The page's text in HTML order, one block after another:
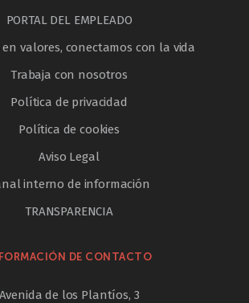
PORTAL DEL EMPLEADO
en valores, conectamos con la vida
Trabaja con nosotros
Política de privacidad
Política de cookies
Aviso Legal
interno de información
TRANSPARENCIA
DE CONTACTO
Avenida de los Plantíos, 3